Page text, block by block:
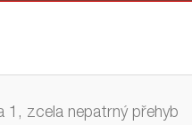
1, zcela nepatrný přehyb